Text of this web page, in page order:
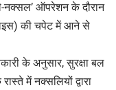
नक्सल’ ऑपरेशन के दौरान
की चपेट में आने से
के अनुसार, सुरक्षा बल
में नक्सलियों द्वारा